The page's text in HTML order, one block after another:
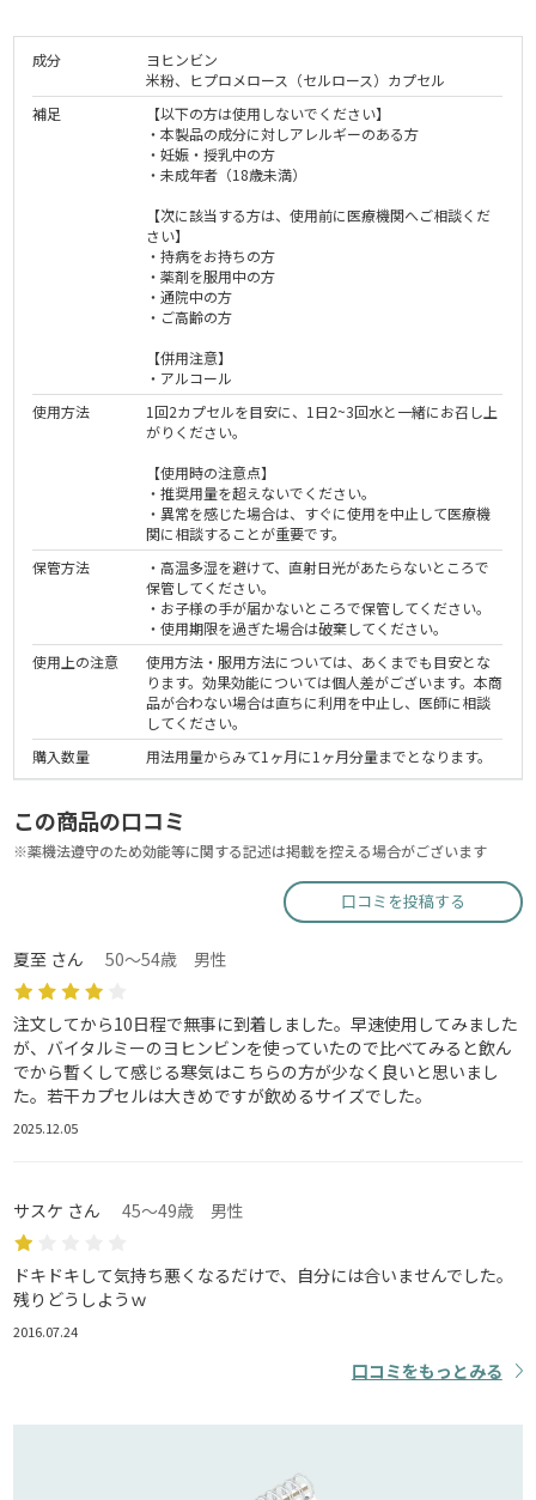
成分
ヨヒンビン
米粉、ヒプロメロース（セルロース）カプセル
補足
【以下の方は使用しないでください】
・本製品の成分に対しアレルギーのある方
・妊娠・授乳中の方
・未成年者（18歳未満）
【次に該当する方は、使用前に医療機関へご相談くだ
さい】
・持病をお持ちの方
・薬剤を服用中の方
・通院中の方
・ご高齢の方
【併用注意】
・アルコール
使用方法
1回2カプセルを目安に、1日2~3回水と一緒にお召し上
がりください。
【使用時の注意点】
・推奨用量を超えないでください。
・異常を感じた場合は、すぐに使用を中止して医療機
関に相談することが重要です。
保管方法
・高温多湿を避けて、直射日光があたらないところで
保管してください。
・お子様の手が届かないところで保管してください。
・使用期限を過ぎた場合は破棄してください。
使用上の注意
使用方法・服用方法については、あくまでも目安とな
ります。効果効能については個人差がございます。本商
品が合わない場合は直ちに利用を中止し、医師に相談
してください。
購入数量
用法用量からみて1ヶ月に1ヶ月分量までとなります。
この商品の口コミ
※薬機法遵守のため効能等に関する記述は掲載を控える場合がございます
口コミを投稿する
夏至 さん 50～54歳 男性
注文してから10日程で無事に到着しました。早速使用してみました
が、バイタルミーのヨヒンビンを使っていたので比べてみると飲ん
でから暫くして感じる寒気はこちらの方が少なく良いと思いまし
た。若干カプセルは大きめですが飲めるサイズでした。
2025.12.05
サスケ さん 45～49歳 男性
ドキドキして気持ち悪くなるだけで、自分には合いませんでした。
残りどうしようｗ
2016.07.24
口コミをもっとみる